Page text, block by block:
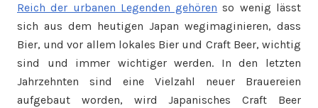
Reich der urbanen Legenden gehören so wenig lässt
sich aus dem heutigen Japan wegimaginieren, dass
Bier, und vor allem lokales Bier und Craft Beer, wichtig
sind und immer wichtiger werden. In den letzten
Jahrzehnten sind eine Vielzahl neuer Brauereien
aufgebaut worden, wird Japanisches Craft Beer